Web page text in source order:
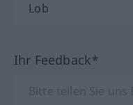
Ihr Feedback*